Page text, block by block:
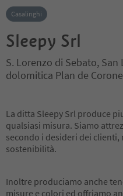
Casalinghi
Sleepy Srl
S. Lorenzo di Sebato,
dolomitica Plan de
La ditta Sleepy Srl produce
qualsiasi misura. Siamo
secondo i desideri dei
sostenibilità.
Inoltre produciamo anche
misure e colori ed offriamo